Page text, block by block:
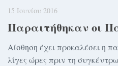
15 Ιουνίου 2016
Παραιτήθηκαν οι
Αίσθηση έχει προκαλέσει η
λίγες ώρες πριν τη